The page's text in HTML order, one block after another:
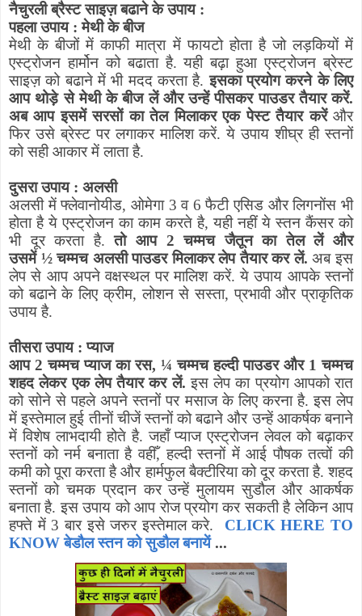
नैचुरली ब्रैस्ट साइज़ बढाने के उपाय :
पहला उपाय : मेथी के बीज
मेथी के बीजों में काफी मात्रा में फायटो होता है जो लड़कियों में
एस्ट्रोजन हार्मोन को बढाता है. यही बढ़ा हुआ एस्ट्रोजन ब्रेस्ट
साइज़ को बढाने में भी मदद करता है. इसका प्रयोग करने के लिए
आप थोड़े से मेथी के बीज लें और उन्हें पीसकर पाउडर तैयार करें.
अब आप इसमें सरसों का तेल मिलाकर एक पेस्ट तैयार करें और
फिर उसे ब्रेस्ट पर लगाकर मालिश करें. ये उपाय शीघ्र ही स्तनों
को सही आकार में लाता है.
दुसरा उपाय : अलसी
अलसी में फ्लेवानोयीड, ओमेगा 3 व 6 फैटी एसिड और लिगनोंस भी
होता है ये एस्ट्रोजन का काम करते है,यही नहीं ये स्तन कैंसर को
भी दूर करता है. तो आप 2 चम्मच जैतून का तेल लें और
उसमें ½ चम्मच अलसी पाउडर मिलाकर लेप तैयार कर लें. अब इस
लेप से आप अपने वक्षस्थल पर मालिश करें. ये उपाय आपके स्तनों
को बढाने के लिए क्रीम,लोशन से सस्ता,प्रभावी और प्राकृतिक
उपाय है.
तीसरा उपाय : प्याज
आप 2 चम्मच प्याज का रस, ¼ चम्मच हल्दी पाउडर और 1 चम्मच
शहद लेकर एक लेप तैयार कर लें. इस लेप का प्रयोग आपको रात
को सोने से पहले अपने स्तनों पर मसाज के लिए करना है. इस लेप
में इस्तेमाल हुई तीनों चीजें स्तनों को बढाने और उन्हें आकर्षक बनाने
में विशेष लाभदायी होते है. जहाँ प्याज एस्ट्रोजन लेवल को बढ़ाकर
स्तनों को नर्म बनाता है वहीँ,हल्दी स्तनों में आई पौषक तत्वों की
कमी को पूरा करता है और हार्मफुल बैक्टीरिया को दूर करता है. शहद
स्तनों को चमक प्रदान कर उन्हें मुलायम सुडौल और आकर्षक
बनाता है. इस उपाय को आप रोज प्रयोग कर सकती है लेकिन आप
हफ्ते में 3 बार इसे जरुर इस्तेमाल करे.
CLICK HERE TO
KNOW बेडौलस्तन को सुडौल बनायें...